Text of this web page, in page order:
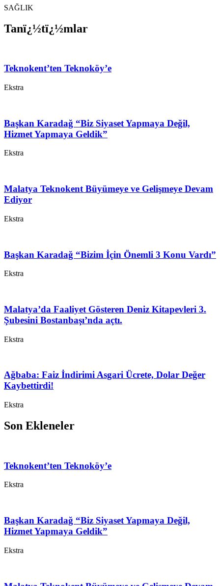
SAĞLIK
Tanï¿½tï¿½mlar
Teknokent’ten Teknoköy’e
Ekstra
Başkan Karadağ “Biz Siyaset Yapmaya Değil,
Hizmet Yapmaya Geldik”
Ekstra
Malatya Teknokent Büyümeye ve Gelişmeye Devam
Ediyor
Ekstra
Başkan Karadağ “Bizim İçin Önemli 3 Konu Vardı”
Ekstra
Malatya’da Faaliyet Gösteren Deniz Kitapevleri 3.
Şubesini Bostanbaşı’nda açtı.
Ekstra
Ağbaba: Faiz İndirimi Asgari Ücrete, Dolar Değer
Kaybettirdi!
Ekstra
Son Ekleneler
Teknokent’ten Teknoköy’e
Ekstra
Başkan Karadağ “Biz Siyaset Yapmaya Değil,
Hizmet Yapmaya Geldik”
Ekstra